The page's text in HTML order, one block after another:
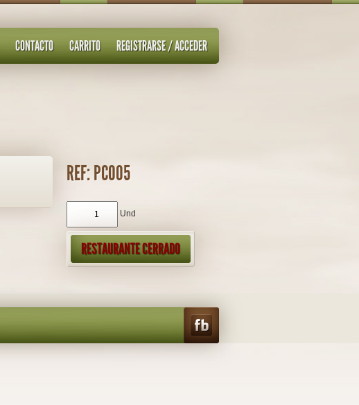
CONTACTO CARRITO REGISTRARSE / ACCEDER
REF: PC005
Und
RESTAURANTE CERRADO